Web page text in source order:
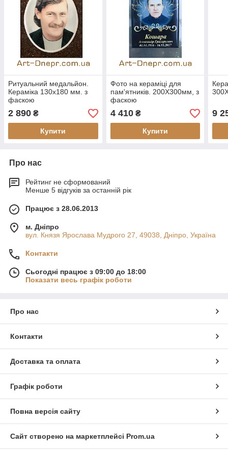
Ритуальний медальйон.
Кераміка 130х180 мм. з
фаскою
2 890 ₴
Купити
Фото на кераміці для
пам'ятників. 200Х300мм, з
фаскою
4 410₴
Купити
9
Про нас
Рейтинг не сформований
Менше 5 відгуків за останній рік
Працює з 28.06.2013
м. Дніпро
вул. Князя Ярослава Мудрого 27, 49038, Дніпро, Україна
Контакти
Сьогодні працює з 09:00 до 18:00
Показати весь графік роботи
Про нас
Контакти
Доставка та оплата
Графік роботи
Повна версія сайту
Сайт створено на маркетплейсі Prom.ua